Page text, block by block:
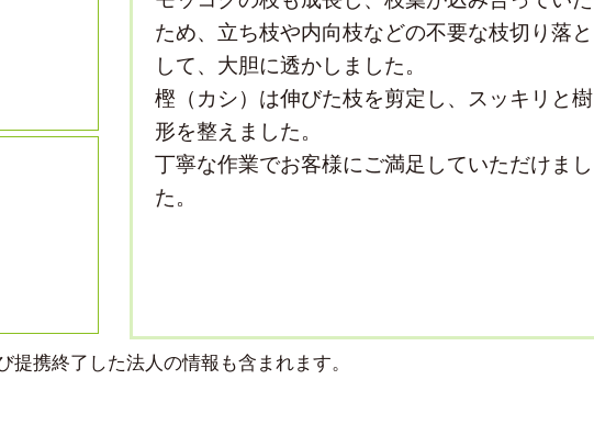
ため、立ち枝や内向枝などの不要な枝切り落と
して、大胆に透かしました。
樫（カシ）は伸びた枝を剪定し、スッキリと樹
形を整えました。
丁寧な作業でお客様にご満足していただけまし
た。
携終了した法人の情報も含まれます。